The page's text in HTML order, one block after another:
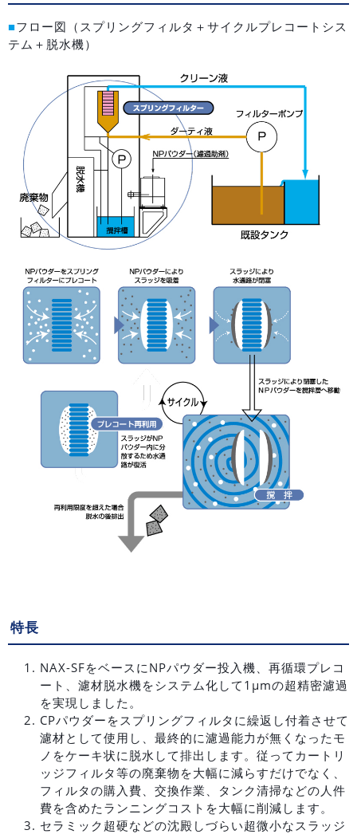
■フロー図（スプリングフィルタ＋サイクルプレコートシス
テム＋脱水機）
特長
NAX-SFをベースにNPパウダー投入機、再循環プレコ
ート、濾材脱水機をシステム化して1μmの超精密濾過
を実現しました。
CPパウダーをスプリングフィルタに繰返し付着させて
濾材として使用し、最終的に濾過能力が無くなったモ
ノをケーキ状に脱水して排出します。従ってカートリ
ッジフィルタ等の廃棄物を大幅に減らすだけでなく、
フィルタの購入費、交換作業、タンク清掃などの人件
費を含めたランニングコストを大幅に削減します。
セラミック超硬などの沈殿しづらい超微小なスラッジ